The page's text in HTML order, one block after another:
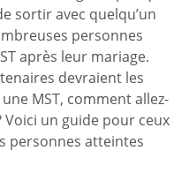
sortir avec quelqu’un
personnes
après leur mariage.
devraient les
MST, comment allez-
un guide pour ceux
personnes atteintes